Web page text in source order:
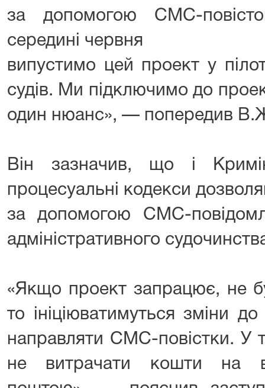
за допомогою СМС-
середині червня
випустимо цей проект у
судів. Ми підключимо до
один нюанс», — попередив
Він зазначив, що і
процесуальні кодекси
за допомогою СМС-
адміністративного
«Якщо проект запрацює, не
то ініціюватимуться зміни
направляти СМС-повістки. У
не витрачати кошти на